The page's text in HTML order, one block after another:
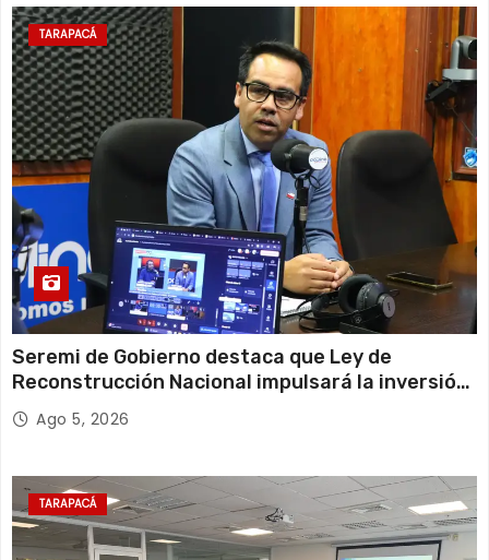
TARAPACÁ
Seremi de Gobierno destaca que Ley de
Reconstrucción Nacional impulsará la inversión
y el empleo en Tarapacá
Ago 5, 2026
TARAPACÁ